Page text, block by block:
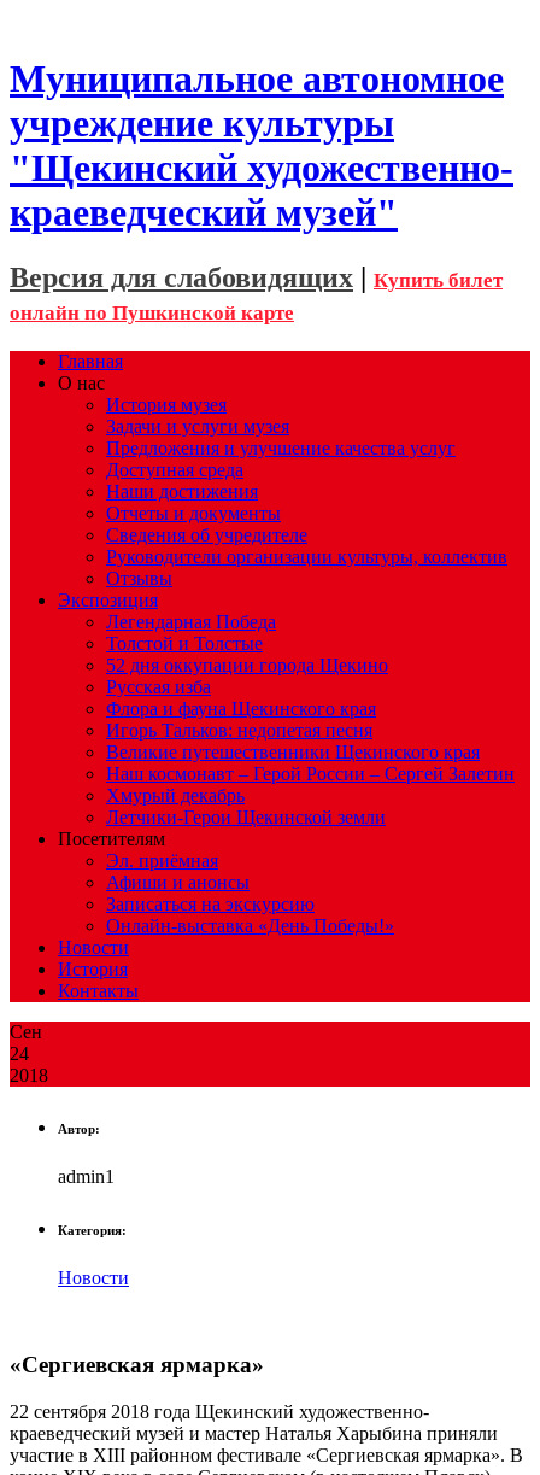
Муниципальное автономное
учреждение культуры
"Щекинский художественно-
краеведческий музей"
Версия для слабовидящих | Купить билет
онлайн по Пушкинской карте
Главная
О нас
История музея
Задачи и услуги музея
Предложения и улучшение качества услуг
Доступная среда
Наши достижения
Отчеты и документы
Сведения об учредителе
Руководители организации культуры, коллектив
Отзывы
Экспозиция
Легендарная Победа
Толстой и Толстые
52 дня оккупации города Щекино
Русская изба
Флора и фауна Щекинского края
Игорь Тальков: недопетая песня
Великие путешественники Щекинского края
Наш космонавт – Герой России – Сергей Залетин
Хмурый декабрь
Летчики-Герои Щекинской земли
Посетителям
Эл. приёмная
Афиши и анонсы
Записаться на экскурсию
Онлайн-выставка «День Победы!»
Новости
История
Контакты
Сен
24
2018
Автор:
admin1
Категория:
Новости
«Сергиевская ярмарка»
22 сентября 2018 года Щекинский художественно-
краеведческий музей и мастер Наталья Харыбина приняли
участие в XIII районном фестивале «Сергиевская ярмарка». В